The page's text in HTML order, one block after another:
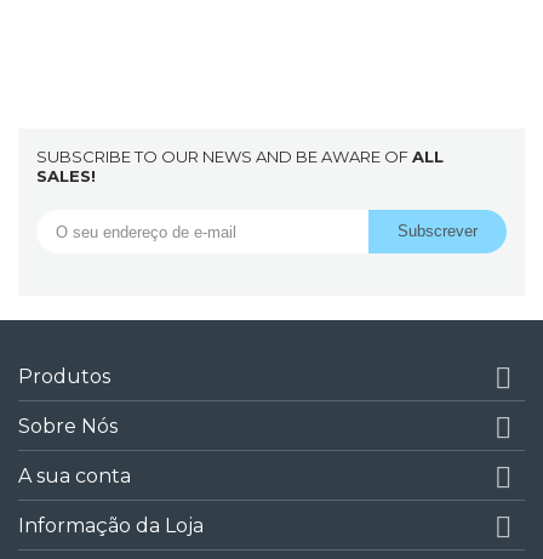
SUBSCRIBE TO OUR NEWS AND BE AWARE OFALL
SALES!
Produtos 
Sobre Nós 
A sua conta 
Informação da Loja 